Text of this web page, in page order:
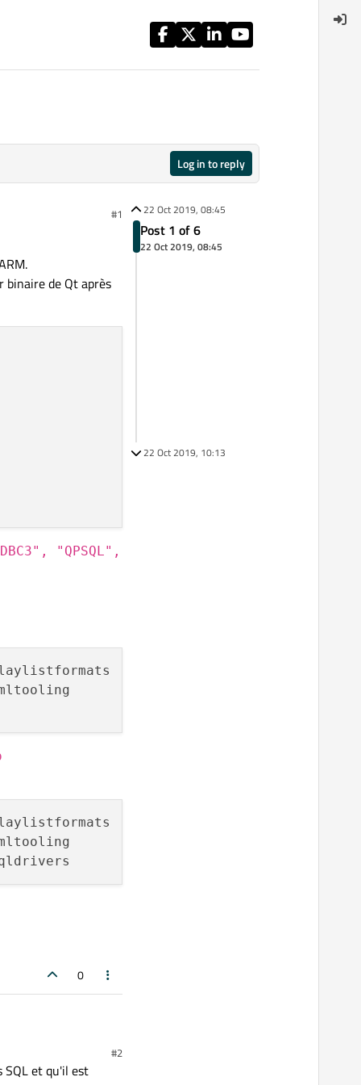
Log in to reply
#1
binaire de Qt après
"QPSQL",
xcbglintegrations
xcbglintegrations
0
Qt après un qmake
#2
et qu'il est
22 Oct 2019, 08:45
Post 1 of 6
22 Oct 2019, 08:45
22 Oct 2019, 10:13